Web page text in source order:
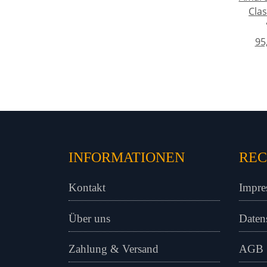
INFORMATIONEN
Kontakt
Über uns
Zahlung & Versand AGB